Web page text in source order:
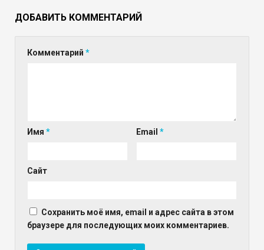
ДОБАВИТЬ КОММЕНТАРИЙ
Комментарий *
Имя * Email*
Сайт
Сохранить моё имя, email и адрес сайта в этом
браузере для последующих моих комментариев.